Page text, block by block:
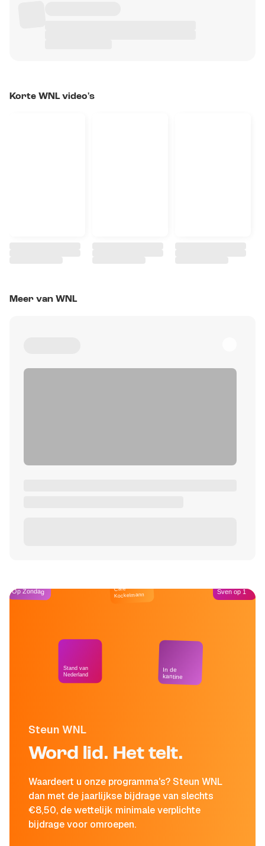
Korte WNL video's
Meer van WNL
Steun WNL
Word lid. Het telt.
Waardeert u onze programma's? Steun WNL
dan met de jaarlijkse bijdrage van slechts
€8,50, de wettelijk minimale verplichte
bijdrage voor omroepen.
Op Zondag
Stand van
Nederland
Café
Kockelmann
In de
kantine
Sven op 1